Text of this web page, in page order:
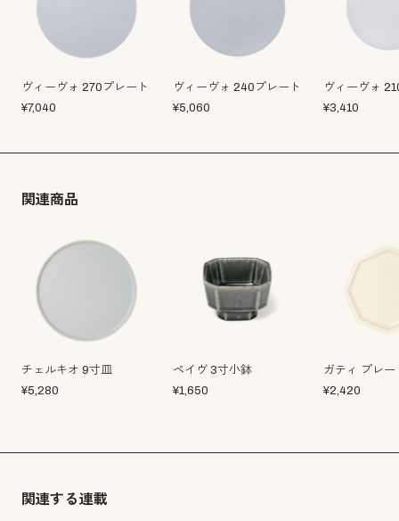
ヴィーヴォ 270プレート
¥7,040
ヴィーヴォ 240プレート
¥5,060
ヴィーヴォ
¥3,410
関連商品
チェルキオ 9寸皿
¥5,280
ペイヴ 3寸小鉢
¥1,650
ガティ プレー
¥2,420
関連する連載